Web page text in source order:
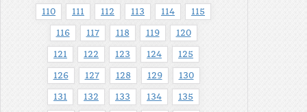
110 111 112 113 114 115
116 117 118 119 120
121 122 123 124 125
126 127 128 129 130
131 132 133 134 135